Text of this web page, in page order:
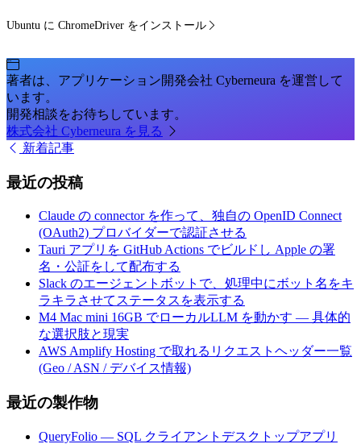
Ubuntu に ChromeDriver をインストール
著者は、アプリケーション開発会社 Cyberneura を運営して
います。
開発相談をお待ちしています。
株式会社 Cyberneura を見る
新着記事
最近の投稿
Claude の connector を作って、独自の OpenID Connect
(OAuth2) プロバイダーで認証させる
Tauri アプリを GitHub Actions でビルドし Apple の署
名・公証をして配布する
Slack のエージェントボットで、処理中にボット名をキ
ラキラさせてステータスを表示する
M4 Mac mini 16GB でローカルLLM を動かす — 具体的
な選択肢と現実
AWS Amplify Hosting で取れるリクエストヘッダー一覧
(Geo / ASN / デバイス情報)
最近の製作物
QueryFolio — SQL クライアントデスクトップアプリ